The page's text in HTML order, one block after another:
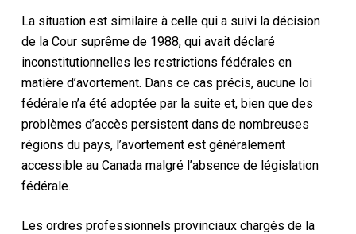
La situation est similaire à celle qui a suivila décision
de la Cour suprême de 1988, qui avait déclaré
inconstitutionnelles les restrictions fédérales en
matière d’avortement. Dans ce cas précis, aucune loi
fédérale n’a été adoptée par la suite et, bien que des
problèmes d’accès persistent dans de nombreuses
régions du pays, l’avortement est généralement
accessible au Canada malgré l’absence de législation
fédérale.
Les ordres professionnels provinciaux chargés de la